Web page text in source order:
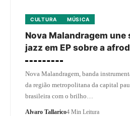
CULTURA MÚSICA
Nova Malandragem une
jazz em EP sobre a
Nova Malandragem, banda
da região metropolitana da capital
brasileira com o brilho…
Alvaro Tallarico4 Min Leitura